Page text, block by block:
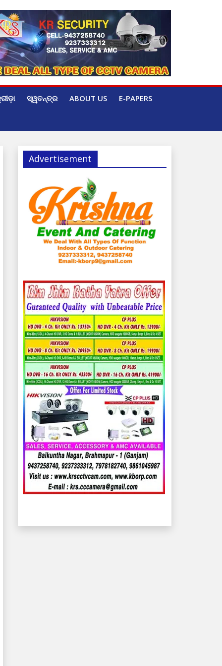
ସ୍ୱତନ୍ତ୍ର ABOUT US E-PAPERS
Advertisement